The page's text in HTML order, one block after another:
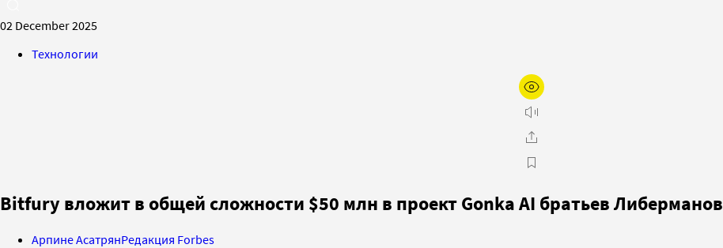
02 December 2025
Технологии
Bitfury вложит в общей сложности $50 млн в проект Gonka AI братьев Либерманов
Арпине АсатрянРедакция Forbes